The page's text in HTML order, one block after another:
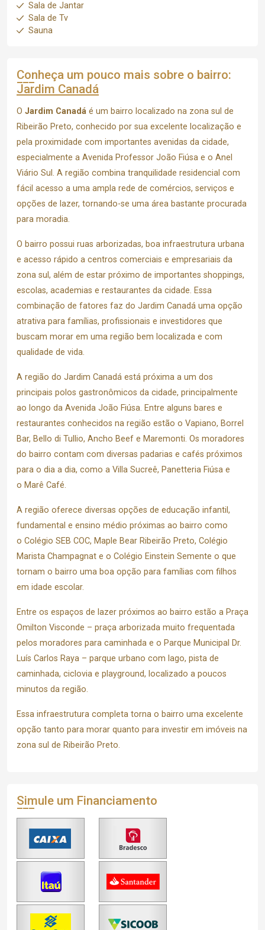
Sala de Jantar
Sala de Tv
Sauna
Conheça um pouco mais sobre o bairro:
Jardim Canadá
O Jardim Canadá é um bairro localizado na zona sul de
Ribeirão Preto, conhecido por sua excelente localização e
pela proximidade com importantes avenidas da cidade,
especialmente a Avenida Professor João Fiúsa e o Anel
Viário Sul. A região combina tranquilidade residencial com
fácil acesso a uma ampla rede de comércios, serviços e
opções de lazer, tornando-se uma área bastante procurada
para moradia.
O bairro possui ruas arborizadas, boa infraestrutura urbana
e acesso rápido a centros comerciais e empresariais da
zona sul, além de estar próximo de importantes shoppings,
escolas, academias e restaurantes da cidade. Essa
combinação de fatores faz do Jardim Canadá uma opção
atrativa para famílias, profissionais e investidores que
buscam morar em uma região bem localizada e com
qualidade de vida.
A região do Jardim Canadá está próxima a um dos
principais polos gastronômicos da cidade, principalmente
ao longo da Avenida João Fiúsa. Entre alguns bares e
restaurantes conhecidos na região estão o Vapiano, Borrel
Bar, Bello di Tullio, Ancho Beef e Maremonti. Os moradores
do bairro contam com diversas padarias e cafés próximos
para o dia a dia, como a Villa Sucreê, Panetteria Fiúsa e
o Marê Café.
A região oferece diversas opções de educação infantil,
fundamental e ensino médio próximas ao bairro como
o Colégio SEB COC, Maple Bear Ribeirão Preto, Colégio
Marista Champagnat e o Colégio Einstein Semente o que
tornam o bairro uma boa opção para famílias com filhos
em idade escolar.
Entre os espaços de lazer próximos ao bairro estão a Praça
Omilton Visconde – praça arborizada muito frequentada
pelos moradores para caminhada e o Parque Municipal Dr.
Luís Carlos Raya – parque urbano com lago, pista de
caminhada, ciclovia e playground, localizado a poucos
minutos da região.
Essa infraestrutura completa torna o bairro uma excelente
opção tanto para morar quanto para investir em imóveis na
zona sul de Ribeirão Preto.
Simule um Financiamento